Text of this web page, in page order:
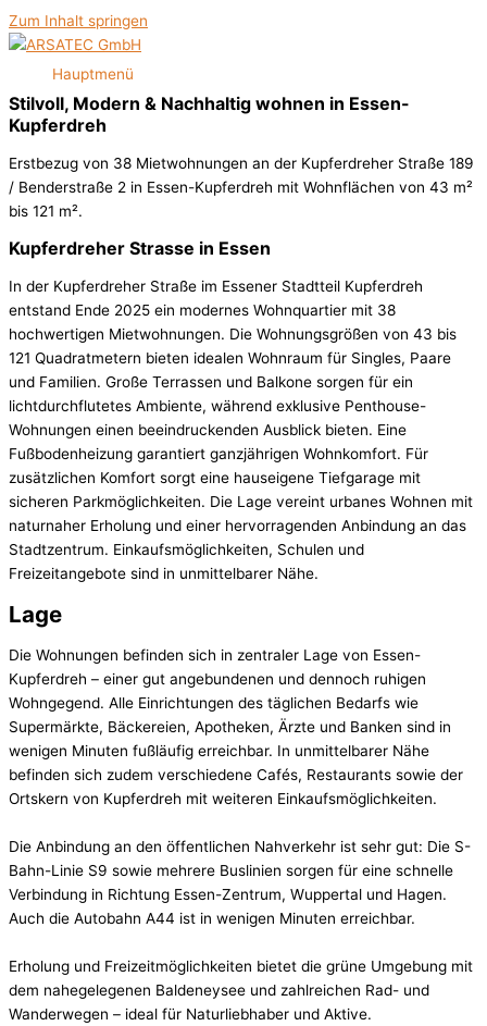
Zum Inhalt springen
Hauptmenü
Stilvoll, Modern & Nachhaltig wohnen in Essen-
Kupferdreh
Erstbezug von 38 Mietwohnungen an der Kupferdreher Straße 189
/ Benderstraße 2 in Essen-Kupferdreh mit Wohnflächen von 43 m²
bis 121 m².
Kupferdreher Strasse in Essen
In der Kupferdreher Straße im Essener Stadtteil Kupferdreh
entstand Ende 2025 ein modernes Wohnquartier mit 38
hochwertigen Mietwohnungen. Die Wohnungsgrößen von 43 bis
121 Quadratmetern bieten idealen Wohnraum für Singles, Paare
und Familien. Große Terrassen und Balkone sorgen für ein
lichtdurchflutetes Ambiente, während exklusive Penthouse-
Wohnungen einen beeindruckenden Ausblick bieten. Eine
Fußbodenheizung garantiert ganzjährigen Wohnkomfort. Für
zusätzlichen Komfort sorgt eine hauseigene Tiefgarage mit
sicheren Parkmöglichkeiten. Die Lage vereint urbanes Wohnen mit
naturnaher Erholung und einer hervorragenden Anbindung an das
Stadtzentrum. Einkaufsmöglichkeiten, Schulen und
Freizeitangebote sind in unmittelbarer Nähe.
Lage
Die Wohnungen befinden sich in zentraler Lage von Essen-
Kupferdreh – einer gut angebundenen und dennoch ruhigen
Wohngegend. Alle Einrichtungen des täglichen Bedarfs wie
Supermärkte, Bäckereien, Apotheken, Ärzte und Banken sind in
wenigen Minuten fußläufig erreichbar. In unmittelbarer Nähe
befinden sich zudem verschiedene Cafés, Restaurants sowie der
Ortskern von Kupferdreh mit weiteren Einkaufsmöglichkeiten.
Die Anbindung an den öffentlichen Nahverkehr ist sehr gut: Die S-
Bahn-Linie S9 sowie mehrere Buslinien sorgen für eine schnelle
Verbindung in Richtung Essen-Zentrum, Wuppertal und Hagen.
Auch die Autobahn A44 ist in wenigen Minuten erreichbar.
Erholung und Freizeitmöglichkeiten bietet die grüne Umgebung mit
dem nahegelegenen Baldeneysee und zahlreichen Rad- und
Wanderwegen – ideal für Naturliebhaber und Aktive.